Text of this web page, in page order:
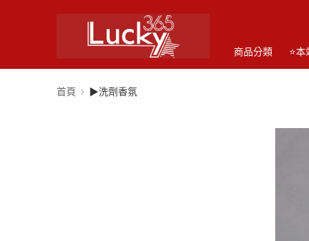
商品分類 ⭐
首頁 ▶洗劑香氛